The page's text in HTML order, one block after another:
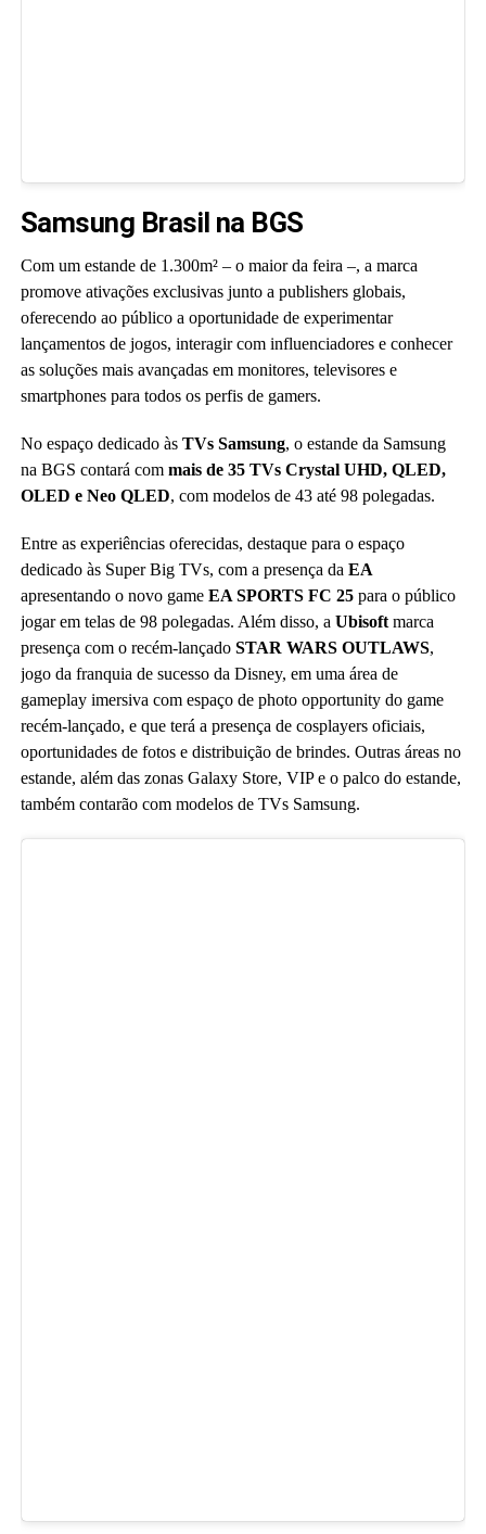
Samsung Brasil na BGS
Com um estande de 1.300m² – o maior da feira –, a marca
promove ativações exclusivas junto a publishers globais,
oferecendo ao público a oportunidade de experimentar
lançamentos de jogos, interagir com influenciadores e conhecer
as soluções mais avançadas em monitores, televisores e
smartphones para todos os perfis de gamers.
No espaço dedicado às TVs Samsung, o estande da Samsung
na BGS contará com mais de 35 TVs Crystal UHD, QLED,
OLED e Neo QLED, com modelos de 43 até 98 polegadas.
Entre as experiências oferecidas, destaque para o espaço
dedicado às Super Big TVs, com a presença da EA
apresentando o novo game EA SPORTS FC 25para o público
jogar em telas de 98 polegadas. Além disso, a Ubisoftmarca
presença com o recém-lançado STAR WARS OUTLAWS,
jogo da franquia de sucesso da Disney, em uma área de
gameplay imersiva com espaço de photo opportunity do game
recém-lançado, e que terá a presença de cosplayers oficiais,
oportunidades de fotos e distribuição de brindes. Outras áreas no
estande, além das zonas Galaxy Store, VIP e o palco do estande,
também contarão com modelos de TVs Samsung.